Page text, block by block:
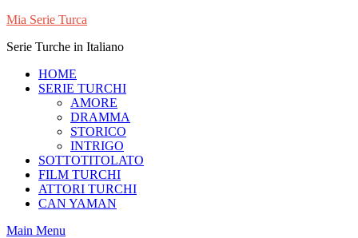
Skip
content
Mia Serie Turca
Serie Turche in Italiano
HOME
SERIE TURCHI
AMORE
DRAMMA
STORICO
INTRIGO
SOTTOTITOLATO
FILM TURCHI
ATTORI TURCHI
CAN YAMAN
Main Menu